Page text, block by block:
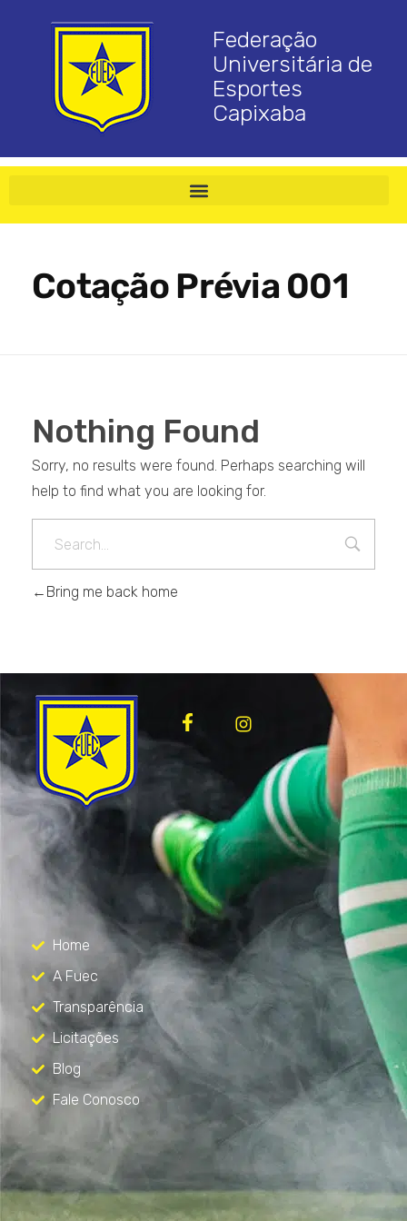
Federação
Universitária de
Esportes
Capixaba
Cotação Prévia 001
Nothing Found
Sorry, no results were found. Perhaps searching will
help to find what you are looking for.
Bring me back home
FUEC
Só mais um site WordPress
Menu
Home
A Fuec
Transparência
Licitações
Blog
Fale Conosco
Contato